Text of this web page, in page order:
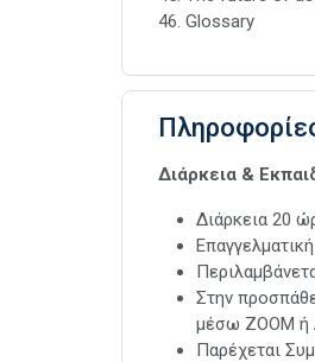
46. Glossary
Διάρκεια &
Διάρκεια 20
Στην
μέσω ZOOM ή
Παρέχεται